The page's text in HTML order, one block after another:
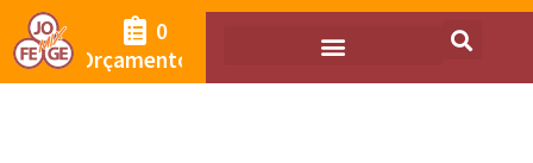
Orçamento
0